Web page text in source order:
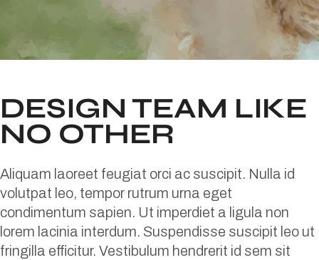
DESIGN TEAM LIKE
NO OTHER
Aliquam laoreet feugiat orci ac suscipit. Nulla id
volutpat leo, tempor rutrum urna eget
condimentum sapien. Ut imperdiet a ligula non
lorem lacinia interdum. Suspendisse suscipit leo ut
fringilla efficitur. Vestibulum hendrerit id sem sit